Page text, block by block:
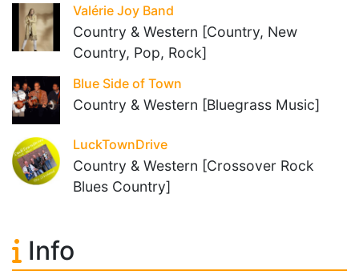
Valérie Joy Band
Country & Western [Country, New
Country, Pop, Rock]
Blue Side of Town
Country & Western [Bluegrass Music]
LuckTownDrive
Country & Western [Crossover Rock
Blues Country]
Info